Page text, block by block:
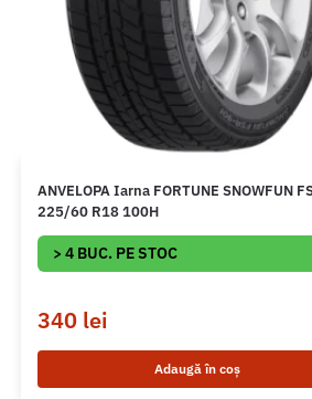
ANVELOPA Iarna FORTUNE SNOWFUN
225/60 R18 100H
> 4 BUC. PE STOC
340 lei
Adaugă în coș